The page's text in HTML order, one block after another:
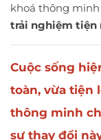
khoá thông minh
trải nghiệm tiện
Cuộc sống
toàn, vừa tiện
thông minh
sự thay đổi